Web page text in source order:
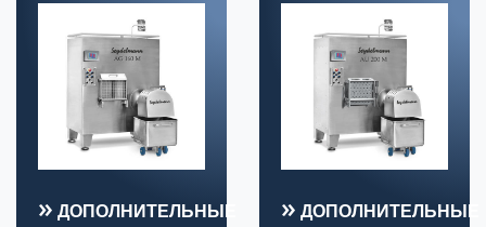
ДОПОЛНИТЕЛЬНЫЕ
ДОПОЛНИТЕЛЬНЫЕ